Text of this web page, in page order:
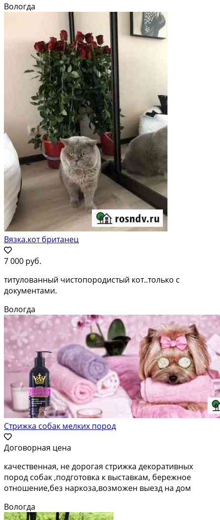
Вологда
Вязка.кот британец
7 000 руб.
титулованный чистопородистый кот..только с
документами.
Вологда
Стрижка собак мелких пород
Договорная цена
качественная, не дорогая стрижка декоративных
пород собак ,подготовка к выставкам, бережное
отношение,без наркоза,возможен выезд на дом
Вологда